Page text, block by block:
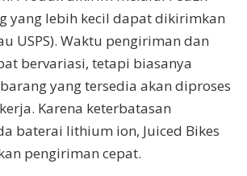
yang lebih kecil dapat dikirimkan
USPS). Waktu pengiriman dan
bervariasi, tetapi biasanya
yang tersedia akan diproses
Karena keterbatasan
baterai lithium ion, Juiced Bikes
pengiriman cepat.